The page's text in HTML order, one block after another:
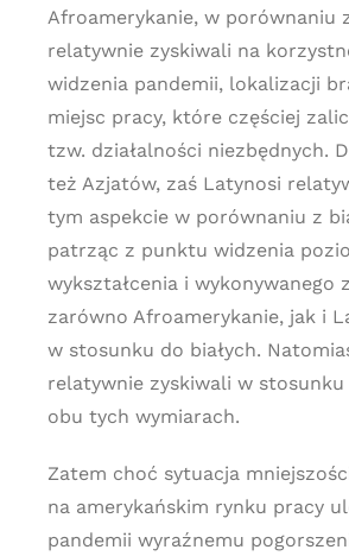
Afroamerykanie, w porównaniu
relatywnie zyskiwali na
widzenia pandemii, lokalizacji
miejsc pracy, które częściej
tzw. działalności niezbędnych.
też Azjatów, zaś Latynosi
tym aspekcie w porównaniu z
patrząc z punktu widzenia
wykształcenia i wykonywanego
zarówno Afroamerykanie, jak i
w stosunku do białych.
relatywnie zyskiwali w stosunku
obu tych wymiarach.
Zatem choć sytuacja
na amerykańskim rynku pracy
pandemii wyraźnemu